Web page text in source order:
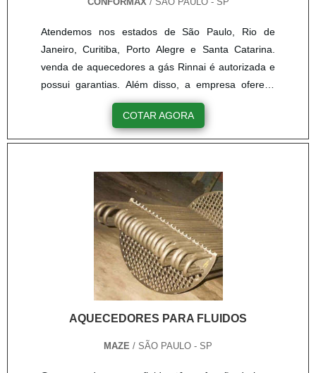
Atendemos nos estados de São Paulo, Rio de
Janeiro, Curitiba, Porto Alegre e Santa Catarina.
venda de aquecedores a gás Rinnai é autorizada e
possui garantias. Além disso, a empresa oferece
grande variedade de aquecedores que atenderão,
com certeza, a comodidade que o cliente precisa
ter. Aquecedores Rinnai Não é à toa que a Rinnai é
aquecedor a gás. São anos investindo em novas
tecnologias para ....
COTAR AGORA
AQUECEDORES PARA FLUIDOS
MAZE / SÃO PAULO - SP